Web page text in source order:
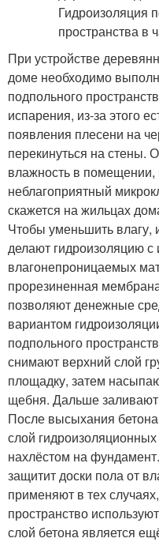
При устройстве
доме необходимо
подпольного
испарения, из-за этого
появления плесени на
перекинуться на
влажность в помещении,
неблагоприятный
скажется на жильцах
Чтобы уменьшить
делают гидроизоляцию с
влагонепроницаемых
прорезиненная
позволяют денежные
вариантом
подпольного
снимают верхний слой
площадку, затем
щебня. Дальше
После высыхания
слой
нахлёстом на
защитит доски пола от
применяют в тех
пространство
слой бетона является